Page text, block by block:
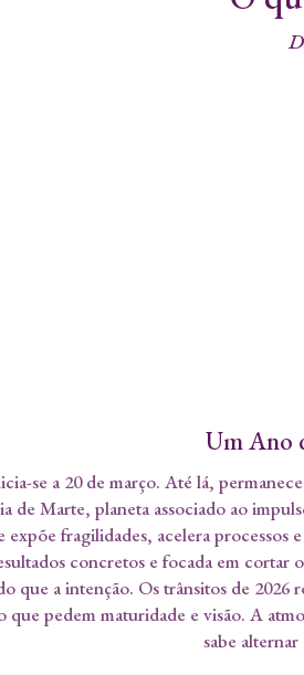
Um Ano
se a 20 de março. Até lá,
de Marte, planeta associado ao
expõe fragilidades, acelera
concretos e focada em
que a intenção. Os trânsitos de 2026
que pedem maturidade e visão. A
sabe